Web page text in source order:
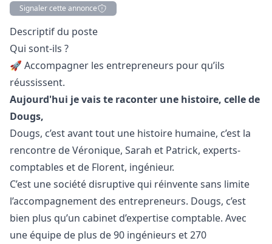
Signaler cette annonce
Description
Descriptif du poste
Qui sont-ils ?
🚀 Accompagner les entrepreneurs pour qu’ils
réussissent.
Aujourd'hui je vais te raconter une histoire, celle de
Dougs,
Dougs, c’est avant tout une histoire humaine, c’est la
rencontre de Véronique, Sarah et Patrick, experts-
comptables et de Florent, ingénieur.
C’est une société disruptive qui réinvente sans limite
l’accompagnement des entrepreneurs. Dougs, c’est
bien plus qu’un cabinet d’expertise comptable. Avec
une équipe de plus de 90 ingénieurs et 270